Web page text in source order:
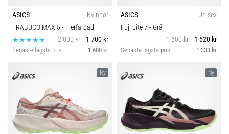
ASICS
Kvinnor
TRABUCO MAX 5- Flerfärgad
2 000 kr
1 700 kr
Senaste lägsta pris 1 600 kr
ASICS
Unisex
Fuji Lite 7 - Grå
1 600 kr
1 520 kr
Senaste lägsta pris 1 333 kr
Ny Ny